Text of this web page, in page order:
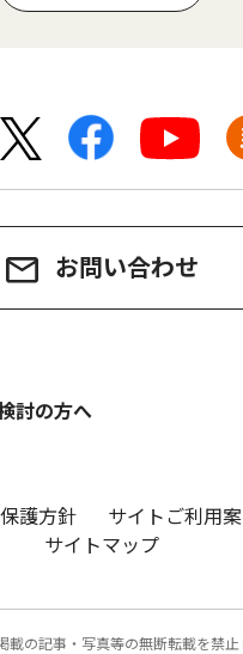
お問い合わせ
討の方へ
護方針
サイトご利用
サイトマップ
載の記事・写真等の無断転載を禁止